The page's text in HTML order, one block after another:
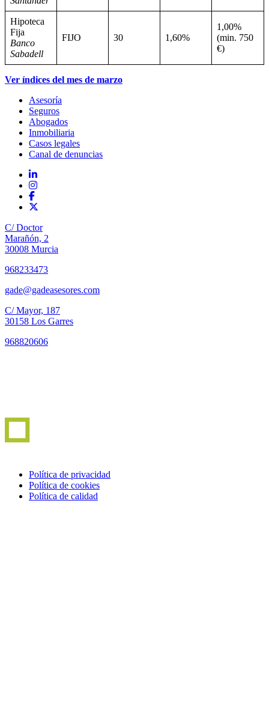
Hipoteca
Fija
Banco
Sabadell
FIJO 30 1,60%
1,00%
(min. 750
€)
Ver índices del mes de marzo
Asesoría
Seguros
Abogados
Inmobiliaria
Casos legales
Canal de denuncias
C/ Doctor
Marañón, 2
30008 Murcia
968233473
gade@gadeasesores.com
C/ Mayor, 187
30158 Los Garres
968820606
Política de privacidad
Política de cookies
Política de calidad